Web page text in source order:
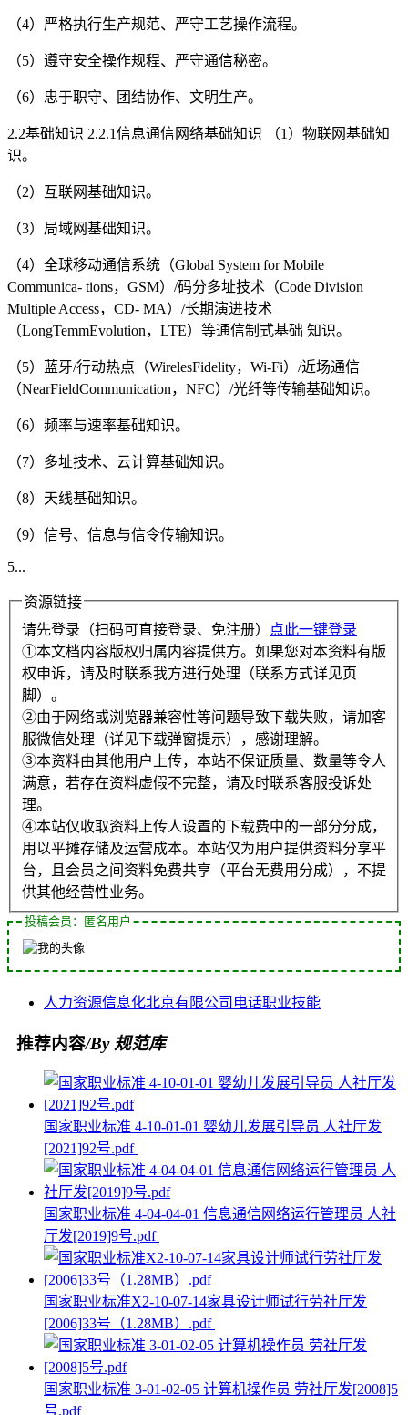
（4）严格执行生产规范、严守工艺操作流程。
（5）遵守安全操作规程、严守通信秘密。
（6）忠于职守、团结协作、文明生产。
2.2基础知识 2.2.1信息通信网络基础知识 （1）物联网基础知
识。
（2）互联网基础知识。
（3）局域网基础知识。
（4）全球移动通信系统（Global System for Mobile
Communica- tions，GSM）/码分多址技术（Code Division
Multiple Access，CD- MA）/长期演进技术
（LongTemmEvolution，LTE）等通信制式基础 知识。
（5）蓝牙/行动热点（WirelesFidelity，Wi-Fi）/近场通信
（NearFieldCommunication，NFC）/光纤等传输基础知识。
（6）频率与速率基础知识。
（7）多址技术、云计算基础知识。
（8）天线基础知识。
（9）信号、信息与信令传输知识。
5...
资源链接
请先登录（扫码可直接登录、免注册）
点此一键登录
①本文档内容版权归属内容提供方。如果您对本资料有版
权申诉，请及时联系我方进行处理（联系方式详见页
脚）。
②由于网络或浏览器兼容性等问题导致下载失败，请加客
服微信处理（详见下载弹窗提示），感谢理解。
③本资料由其他用户上传，本站不保证质量、数量等令人
满意，若存在资料虚假不完整，请及时联系客服投诉处
理。
④本站仅收取资料上传人设置的下载费中的一部分分成，
用以平摊存储及运营成本。本站仅为用户提供资料分享平
台，且会员之间资料免费共享（平台无费用分成），不提
供其他经营性业务。
投稿会员：匿名用户
人力资源信息化北京有限公司 电话职业技能
推荐内容/By 规范库
国家职业标准 4-10-01-01 婴幼儿发展引导员 人社厅发
[2021]92号.pdf
国家职业标准 4-04-04-01 信息通信网络运行管理员 人社
厅发[2019]9号.pdf
国家职业标准X2-10-07-14家具设计师试行劳社厅发
[2006]33号（1.28MB）.pdf
国家职业标准 3-01-02-05 计算机操作员 劳社厅发[2008]5
号.pdf